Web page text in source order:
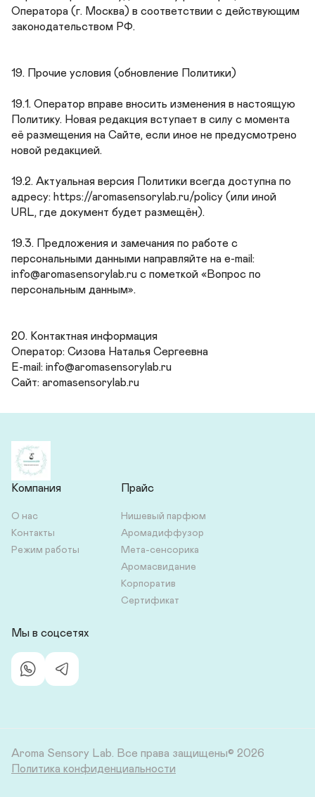
Компания
О нас
Контакты
Режим работы
Прайс
Нишевый парфюм
Аромадиффузор
Мета-сенсорика
Аромасвидание
Корпоратив
Сертификат
Мы в соцсетях
Aroma Sensory Lab. Все права защищены© 2026
Политика конфиденциальности